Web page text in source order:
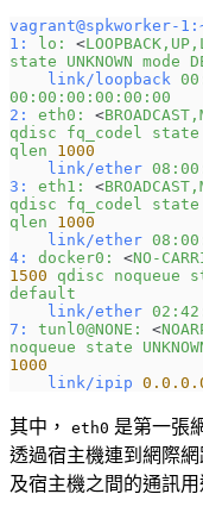
vagrant@spkworker-
1:
lo: <
state UNKNOWN mode
    link/loopback
00:00:00:00:00:00
2:
eth0: <
qdisc fq_codel state
qlen 1000
    link/ether
3:
eth1: <
qdisc fq_codel state
qlen 1000
    link/ether
4:
docker0: <NO-
1500 qdisc noqueue
default
    link/ether
7:
tunl0@NONE: <
noqueue state
1000
    link/ipip
其中， eth0 是第一張
透過宿主機連到網際網
及宿主機之間的通訊用